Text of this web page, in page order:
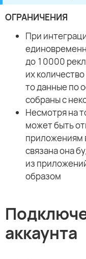
ОГРАНИЧЕНИЯ
При
до 10000
их
то данные по
собраны с
Несмотря на
может быть
приложениям
связана она
из
образом
аккаунта